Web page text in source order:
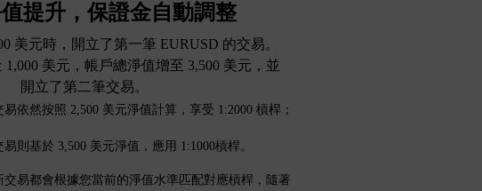
提升，保證金自動調整
美元時，開立了第一筆 EURUSD 的交易。
1,000 美元，帳戶總淨值增至 3,500 美元，並
開立了第二筆交易。
依然按照 2,500 美元淨值計算，享受 1:2000 槓桿；
則基於 3,500 美元淨值，應用 1:1000槓桿。
交易都會根據您當前的淨值水準匹配對應槓桿，隨著